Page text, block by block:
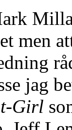
men
jag
Girl